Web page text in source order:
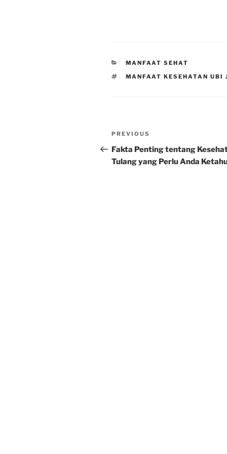
CATEGORIES
MANFAAT SEHAT
TAGS
MANFAAT KESEHATAN UBI
Post
navigation
Previous
Post
PREVIOUS
Fakta Penting tentang
Tulang yang Perlu Anda